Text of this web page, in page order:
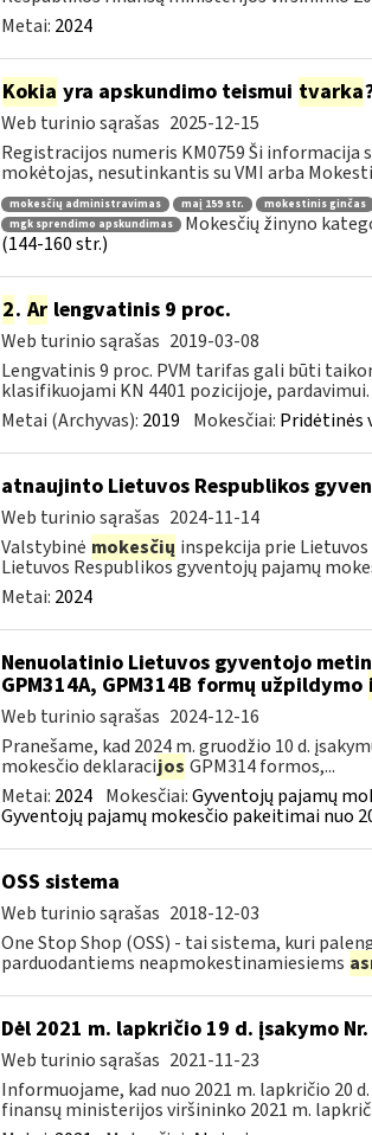
Metai: 2024
Kokia yra apskundimo teismui tvarka
Web turinio sąrašas 2025-12-15
Registracijos numeris KM0759 Ši informacija
mokėtojas, nesutinkantis su VMI arba
mokesčių administravimas maį 159 str. mokestinis ginčas
mgk sprendimo apskundimas
Mokesčių žinyno
(144-160 str.)
2. Arlengvatinis 9 proc.
Web turinio sąrašas 2019-03-08
Lengvatinis 9 proc. PVM tarifas gali būti
klasifikuojami KN 4401 pozicijoje,
Metai (Archyvas): 2019 Mokesčiai: Pridėtinės
atnaujinto Lietuvos Respublikos
Web turinio sąrašas 2024-11-14
Valstybinė mokesčių inspekcija prie
Lietuvos Respublikos gyventojų pajamų
Metai: 2024
Nenuolatinio Lietuvos gyventojo
GPM314A, GPM314B formų užpildymo
Web turinio sąrašas 2024-12-16
Pranešame, kad 2024 m. gruodžio 10 d.
mokesčio deklaracijos GPM314 formos,...
Metai: 2024 Mokesčiai:Gyventojų pajamų
Gyventojų pajamų mokesčio pakeitimai nuo
OSS sistema
Web turinio sąrašas 2018-12-03
One Stop Shop (OSS) - tai sistema, kuri
parduodantiems neapmokestinamiesiems
Dėl 2021 m. lapkričio 19 d. įsakymo Nr.
Web turinio sąrašas 2021-11-23
Informuojame, kad nuo 2021 m. lapkričio 20
finansų ministerijos viršininko 2021 m.